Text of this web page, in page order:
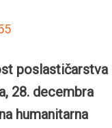
poslastičarstva
28. decembra
humanitarna